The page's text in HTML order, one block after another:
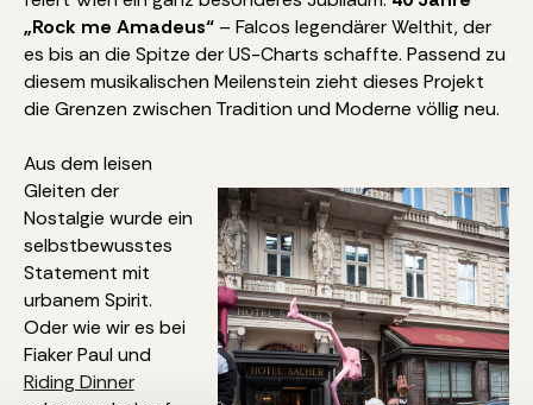
„Rock me Amadeus“– Falcos legendärer Welthit, der
es bis an die Spitze der US-Charts schaffte. Passend zu
diesem musikalischen Meilenstein zieht dieses Projekt
die Grenzen zwischen Tradition und Moderne völlig neu.
Aus dem leisen
Gleiten der
Nostalgie wurde ein
selbstbewusstes
Statement mit
urbanem Spirit.
Oder wie wir es bei
Fiaker Paul und
Riding Dinner